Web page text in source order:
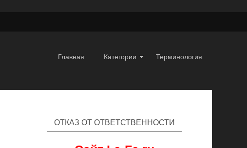
Главная Категории Терминология
ОТКАЗ ОТ ОТВЕТСТВЕННОСТИ